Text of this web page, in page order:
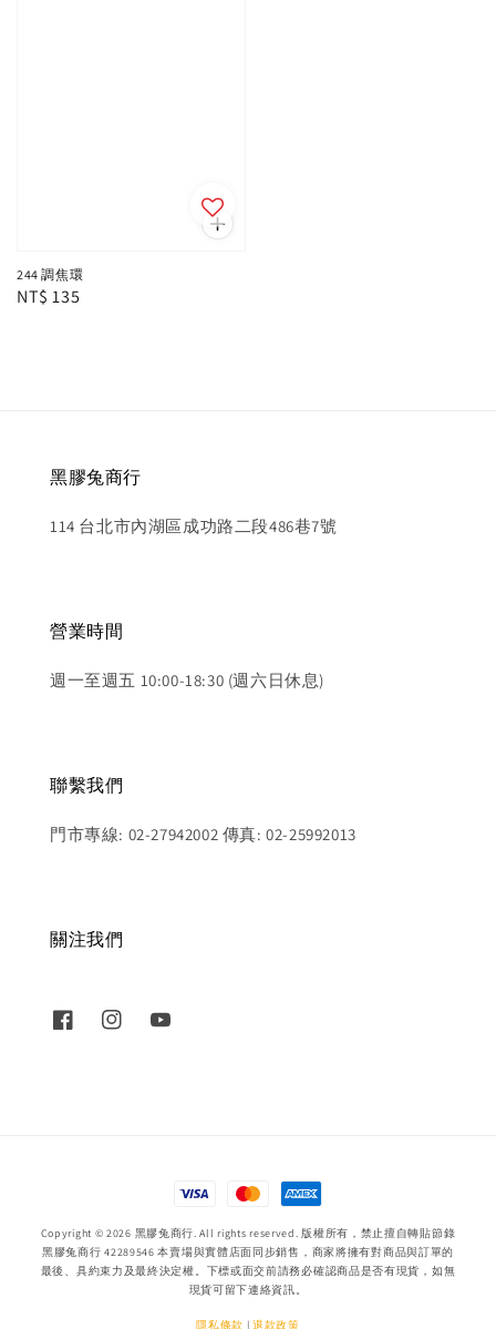
244 調焦環
Regular
NT$ 135
黑膠兔商行
114 台北市內湖區成功路二段486巷7號
營業時間
週一至週五 10:00-18:30 (週六日休息)
聯繫我們
門市專線: 02-27942002 傳真: 02-25992013
關注我們
Copyright © 2026 黑膠兔商行. All rights reserved. 版權所有，禁止擅自轉貼節錄
黑膠兔商行 42289546 本賣場與實體店面同步銷售，商家將擁有對商品與訂單的
最後、具約束力及最終決定權。下標或面交前請務必確認商品是否有現貨，如無
現貨可留下連絡資訊。
隱私條款 |退款政策